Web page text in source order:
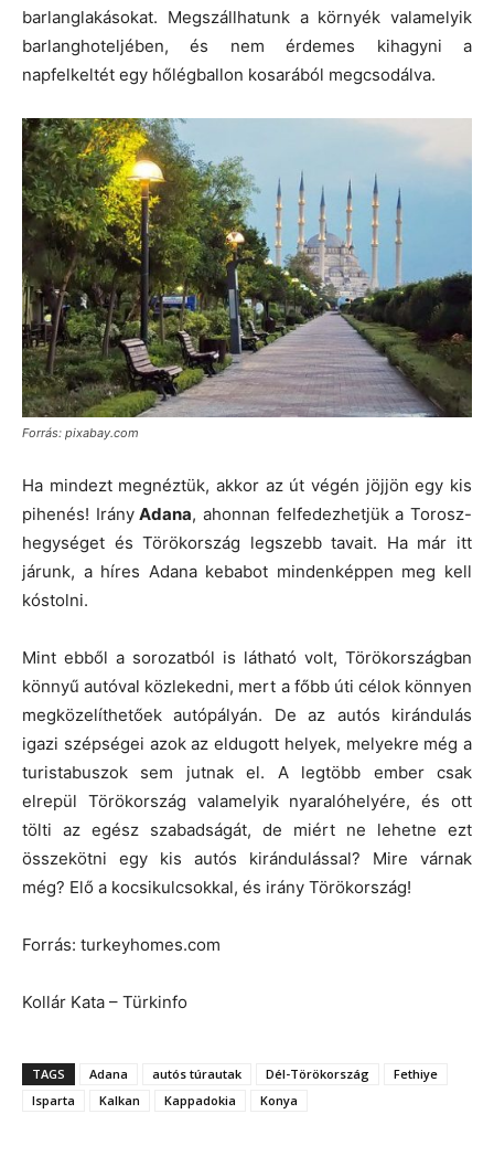
barlanglakásokat. Megszállhatunk a környék valamelyik
barlanghoteljében, és nem érdemes kihagyni a
napfelkeltét egy hőlégballon kosarából megcsodálva.
Forrás: pixabay.com
Ha mindezt megnéztük, akkor az út végén jöjjön egy kis
pihenés! IrányAdana, ahonnan felfedezhetjük a Torosz-
hegységet és Törökország legszebb tavait. Ha már itt
járunk, a híres Adana kebabot mindenképpen meg kell
kóstolni.
Mint ebből a sorozatból is látható volt, Törökországban
könnyű autóval közlekedni, mert a főbb úti célok könnyen
megközelíthetőek autópályán. De az autós kirándulás
igazi szépségei azok az eldugott helyek, melyekre még a
turistabuszok sem jutnak el. A legtöbb ember csak
elrepül Törökország valamelyik nyaralóhelyére, és ott
tölti az egész szabadságát, de miért ne lehetne ezt
összekötni egy kis autós kirándulással? Mire várnak
még? Elő a kocsikulcsokkal, és irány Törökország!
Forrás: turkeyhomes.com
Kollár Kata – Türkinfo
TAGS Adana autós túrautak Dél-Törökország
Fethiye
Isparta
Kalkan Kappadokia Konya